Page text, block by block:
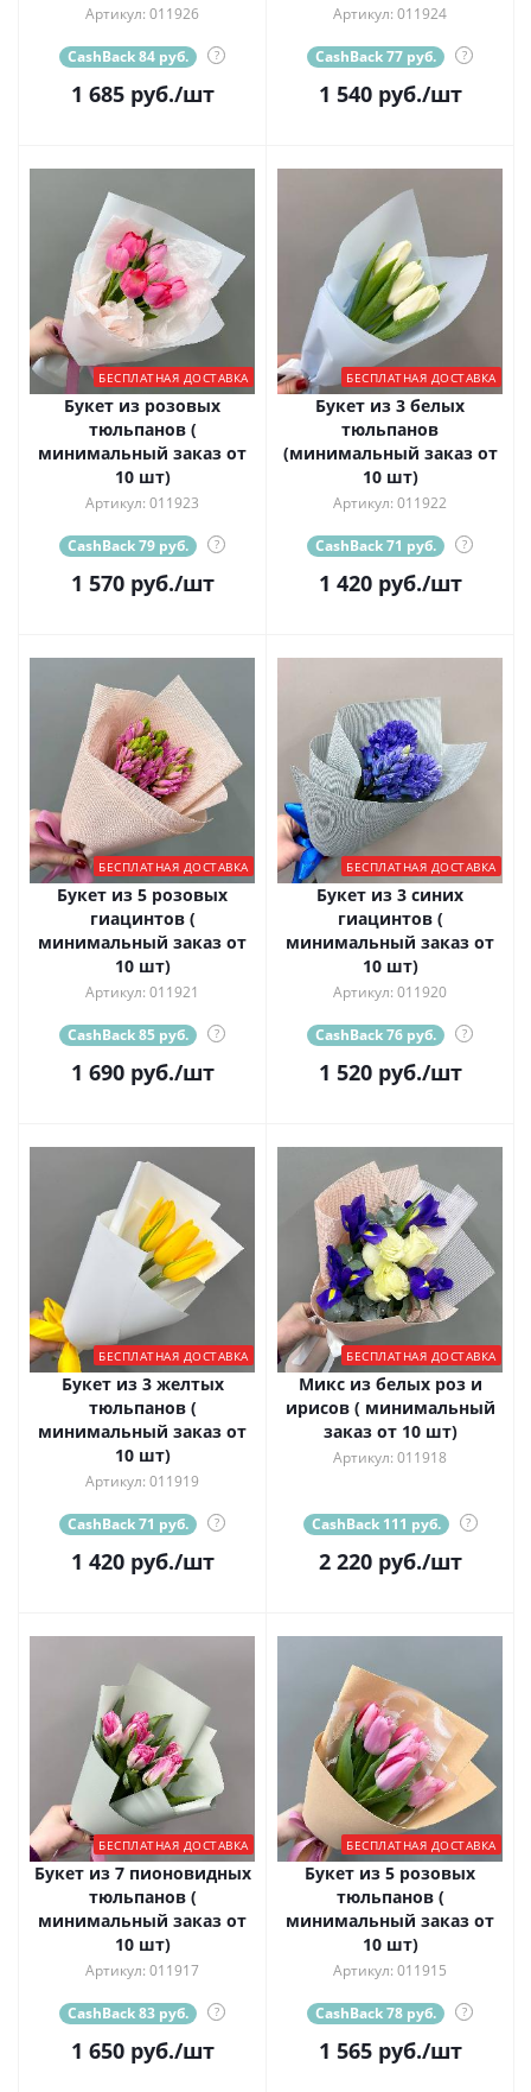
Артикул: 011926
CashBack 84 руб. ?
1 685руб./шт
Артикул: 011924
CashBack 77 руб. ?
1 540руб./шт
БЕСПЛАТНАЯ ДОСТАВКА
Букет из розовых
тюльпанов (
минимальный заказ от
10 шт)
Артикул: 011923
CashBack 79 руб. ?
1 570руб./шт
БЕСПЛАТНАЯ ДОСТАВКА
Букет из 3 белых
тюльпанов
(минимальный заказ от
10 шт)
Артикул: 011922
CashBack 71 руб. ?
1 420руб./шт
БЕСПЛАТНАЯ ДОСТАВКА
Букет из 5 розовых
гиацинтов (
минимальный заказ от
10 шт)
Артикул: 011921
CashBack 85 руб. ?
1 690руб./шт
БЕСПЛАТНАЯ ДОСТАВКА
Букет из 3 синих
гиацинтов (
минимальный заказ от
10 шт)
Артикул: 011920
CashBack 76 руб. ?
1 520руб./шт
БЕСПЛАТНАЯ ДОСТАВКА
Букет из 3 желтых
тюльпанов (
минимальный заказ от
10 шт)
Артикул: 011919
CashBack 71 руб. ?
1 420руб./шт
БЕСПЛАТНАЯ ДОСТАВКА
Микс из белых роз и
ирисов ( минимальный
заказ от 10 шт)
Артикул: 011918
CashBack 111 руб. ?
2 220руб./шт
БЕСПЛАТНАЯ ДОСТАВКА
Букет из 7 пионовидных
тюльпанов (
минимальный заказ от
10 шт)
Артикул: 011917
CashBack 83 руб. ?
1 650руб./шт
БЕСПЛАТНАЯ ДОСТАВКА
Букет из 5 розовых
тюльпанов (
минимальный заказ от
10 шт)
Артикул: 011915
CashBack 78 руб. ?
1 565руб./шт